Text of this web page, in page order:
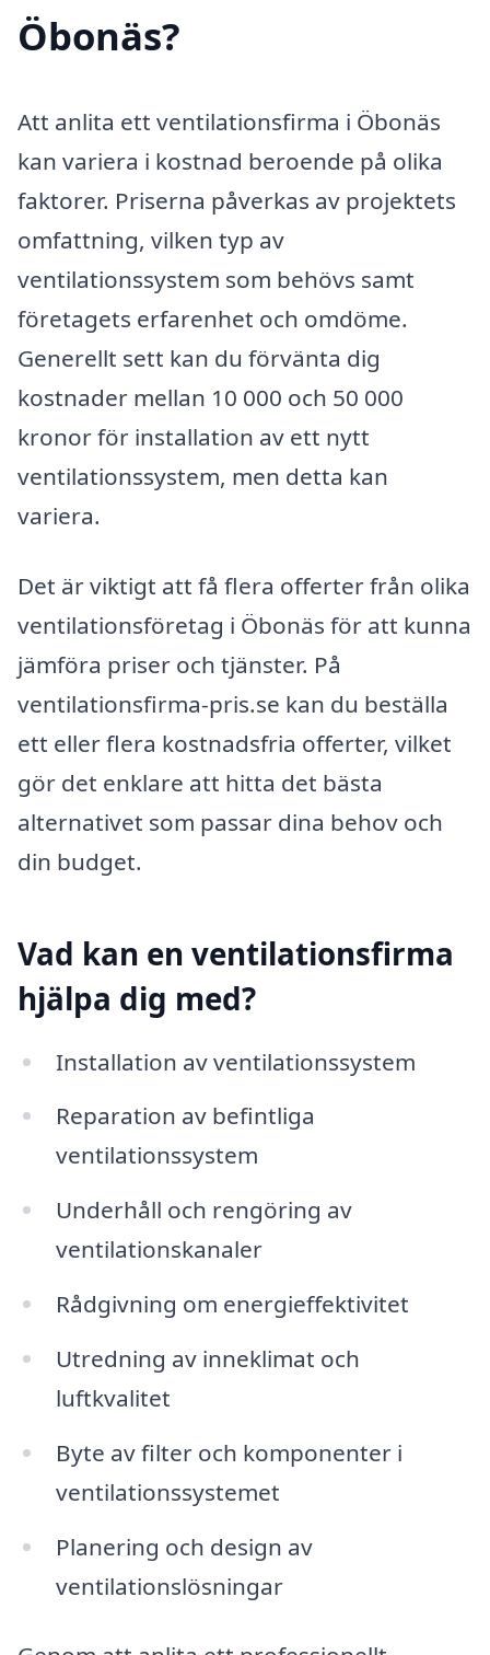
Öbonäs?
Att anlita ett ventilationsfirma i Öbonäs
kan variera i kostnad beroende på olika
faktorer. Priserna påverkas av projektets
omfattning, vilken typ av
ventilationssystem som behövs samt
företagets erfarenhet och omdöme.
Generellt sett kan du förvänta dig
kostnader mellan 10 000 och 50 000
kronor för installation av ett nytt
ventilationssystem, men detta kan
variera.
Det är viktigt att få flera offerter från olika
ventilationsföretag i Öbonäs för att kunna
jämföra priser och tjänster. På
ventilationsfirma-pris.se kan du beställa
ett eller flera kostnadsfria offerter, vilket
gör det enklare att hitta det bästa
alternativet som passar dina behov och
din budget.
Vad kan en ventilationsfirma
hjälpa dig med?
Installation av ventilationssystem
Reparation av befintliga
ventilationssystem
Underhåll och rengöring av
ventilationskanaler
Rådgivning om energieffektivitet
Utredning av inneklimat och
luftkvalitet
Byte av filter och komponenter i
ventilationssystemet
Planering och design av
ventilationslösningar